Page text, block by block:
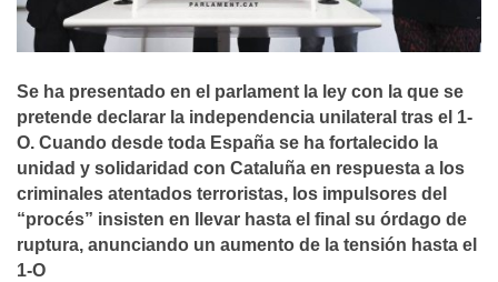
Se ha presentado en el parlament la ley con la que se
pretende declarar la independencia unilateral tras el 1-
O. Cuando desde toda España se ha fortalecido la
unidad y solidaridad con Cataluña en respuesta a los
criminales atentados terroristas, los impulsores del
“procés” insisten en llevar hasta el final su órdago de
ruptura, anunciando un aumento de la tensión hasta el
1-O